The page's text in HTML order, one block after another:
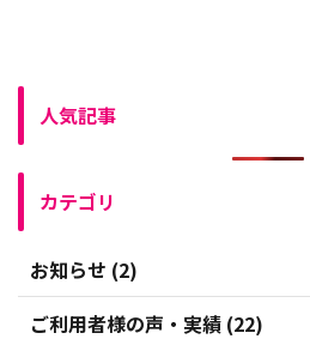
人気記事
カテゴリ
お知らせ (2)
ご利用者様の声・実績 (22)